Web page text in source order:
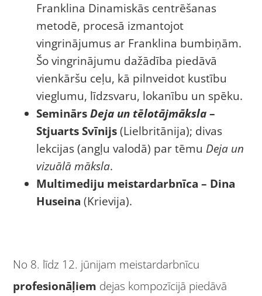
Franklina Dinamiskās centrēšanas
metodē, procesā izmantojot
vingrinājumus ar Franklina bumbiņām.
Šo vingrinājumu dažādība piedāvā
vienkāršu ceļu, kā pilnveidot kustību
vieglumu, līdzsvaru, lokanību un spēku.
SeminārsDeja un tēlotājmāksla–
Stjuarts Svīnijs(Lielbritānija); divas
lekcijas (angļu valodā) par tēmu Deja un
vizuālā māksla.
Multimediju meistardarbnīca – Dina
Huseina (Krievija).
No 8. līdz 12. jūnijam meistardarbnīcu
profesionāļiem dejas kompozīcijā piedāvā